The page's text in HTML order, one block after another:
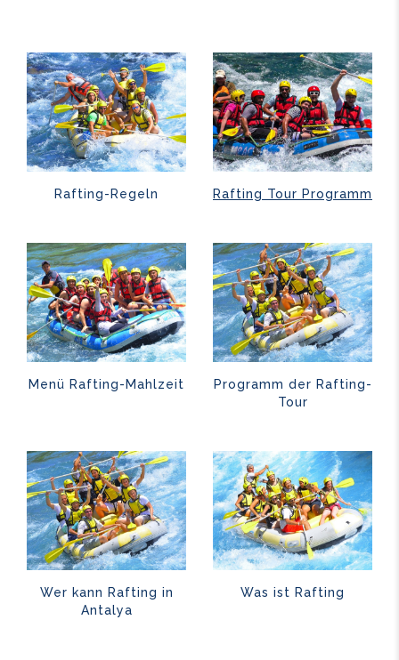
Rafting-Regeln Rafting Tour Programm
Menü Rafting-Mahlzeit
Programm der Rafting-
Tour
Wer kann Rafting in
Antalya
Was ist Rafting